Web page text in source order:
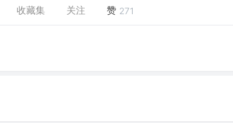
收藏集 关注 赞 271